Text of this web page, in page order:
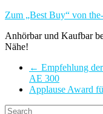
Zum „Best Buy“ von
Anhörbar und Kaufbar
Nähe!
← Empfehlung
AE 300
Applause Award